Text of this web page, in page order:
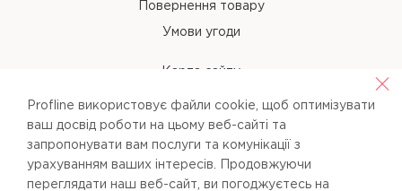
Повернення товару
Умови угоди
Карта сайту
КОНТАКТИ
+38 (067) 238-97-40
info@pl-beauty.com.ua
Profline використовує файли cookie, щоб оптимізувати
ваш досвід роботи на цьому веб-сайті та
запропонувати вам послуги та комунікації з
урахуванням ваших інтересів. Продовжуючи
переглядати наш веб-сайт, ви погоджуєтесь на